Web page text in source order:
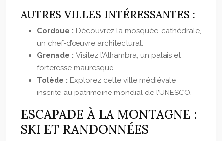
AUTRES VILLES INTÉRESSANTES :
Cordoue : Découvrez la mosquée-cathédrale,
un chef-d’œuvre architectural.
Grenade : Visitez l’Alhambra, un palais et
forteresse mauresque.
Tolède : Explorez cette ville médiévale
inscrite au patrimoine mondial de l’UNESCO.
ESCAPADE À LA MONTAGNE :
SKI ET RANDONNÉES